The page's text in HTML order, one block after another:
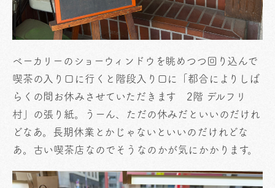
ベーカリーのショーウィンドウを眺めつつ回り込んで
喫茶の入り口に行くと階段入り口に「都合によりしば
らくの間お休みさせていただきます 2階 デルフリ
村」の張り紙。うーん、ただの休みだといいのだけれ
どなあ。長期休業とかじゃないといいのだけれどな
あ。古い喫茶店なのでそうなのかが気にかかります。